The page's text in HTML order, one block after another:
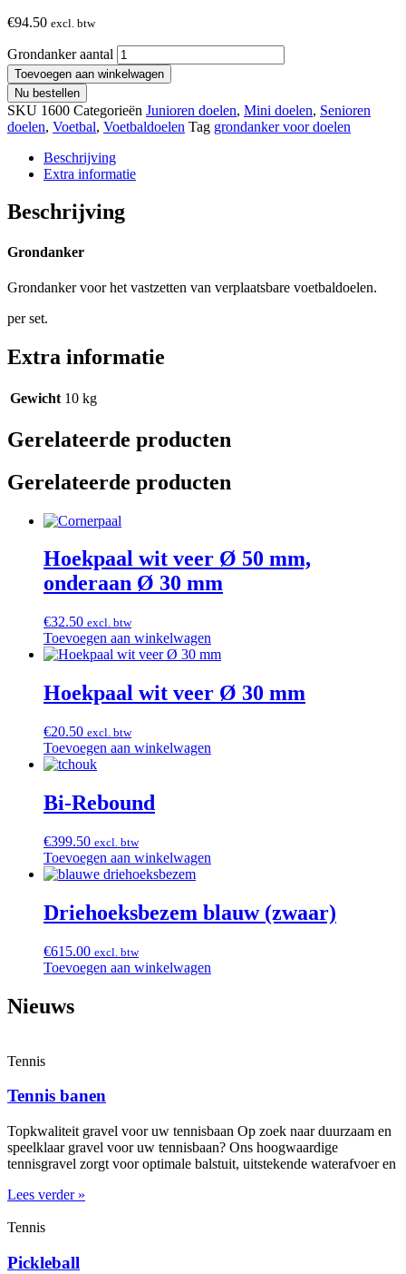
€94.50 excl. btw
Grondanker aantal
Toevoegen aan winkelwagen
Nu bestellen
SKU 1600 Categorieën Junioren doelen, Mini doelen, Senioren
doelen, Voetbal, Voetbaldoelen Tag grondanker voor doelen
Beschrijving
Extra informatie
Beschrijving
Grondanker
Grondanker voor het vastzetten van verplaatsbare voetbaldoelen.
per set.
Extra informatie
Gewicht 10 kg
Gerelateerde producten
Gerelateerde producten
Hoekpaal wit veer Ø 50 mm,
onderaan Ø 30 mm
€32.50 excl. btw
Toevoegen aan winkelwagen
Hoekpaal wit veer Ø 30 mm
€20.50 excl. btw
Toevoegen aan winkelwagen
Bi-Rebound
€399.50 excl. btw
Toevoegen aan winkelwagen
Driehoeksbezem blauw (zwaar)
€615.00 excl. btw
Toevoegen aan winkelwagen
Nieuws
Tennis
Tennis banen
Topkwaliteit gravel voor uw tennisbaan Op zoek naar duurzaam en
speelklaar gravel voor uw tennisbaan? Ons hoogwaardige
tennisgravel zorgt voor optimale balstuit, uitstekende waterafvoer en
Lees verder »
Tennis
Pickleball